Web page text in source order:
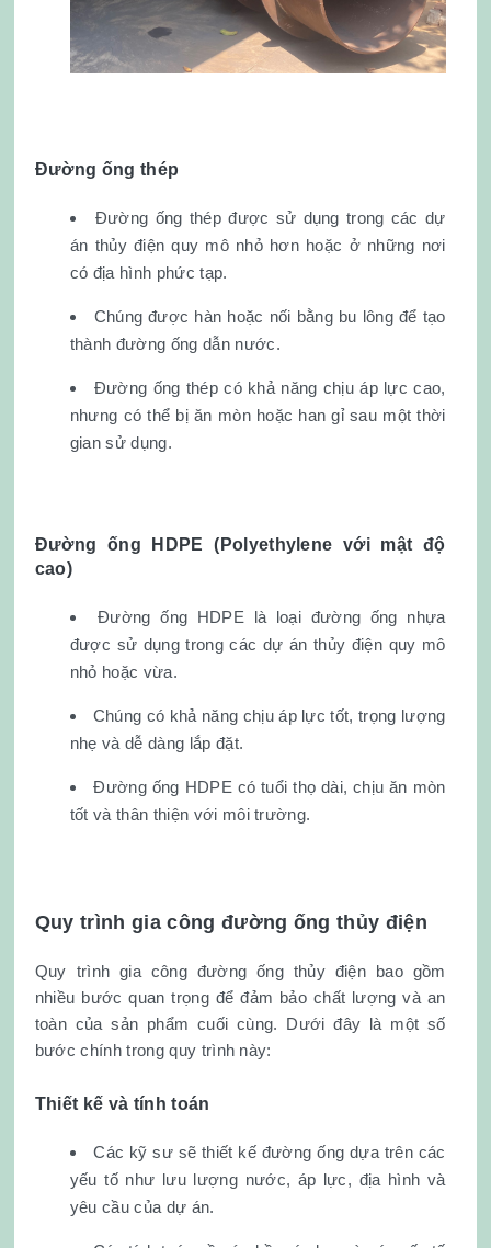
Đường ống thép
Đường ống thép được sử dụng trong các dự
án thủy điện quy mô nhỏ hơn hoặc ở những nơi
có địa hình phức tạp.
Chúng được hàn hoặc nối bằng bu lông để tạo
thành đường ống dẫn nước.
Đường ống thép có khả năng chịu áp lực cao,
nhưng có thể bị ăn mòn hoặc han gỉ sau một thời
gian sử dụng.
Đường ống HDPE (Polyethylene với mật độ
cao)
Đường ống HDPE là loại đường ống nhựa
được sử dụng trong các dự án thủy điện quy mô
nhỏ hoặc vừa.
Chúng có khả năng chịu áp lực tốt, trọng lượng
nhẹ và dễ dàng lắp đặt.
Đường ống HDPE có tuổi thọ dài, chịu ăn mòn
tốt và thân thiện với môi trường.
Quy trình gia công đường ống thủy điện
Quy trình gia công đường ống thủy điện bao gồm
nhiều bước quan trọng để đảm bảo chất lượng và an
toàn của sản phẩm cuối cùng. Dưới đây là một số
bước chính trong quy trình này:
Thiết kế và tính toán
Các kỹ sư sẽ thiết kế đường ống dựa trên các
yếu tố như lưu lượng nước, áp lực, địa hình và
yêu cầu của dự án.